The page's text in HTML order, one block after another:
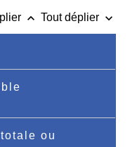
keyboard_arrow_up Tout déplier keyboard_arrow_down
ou